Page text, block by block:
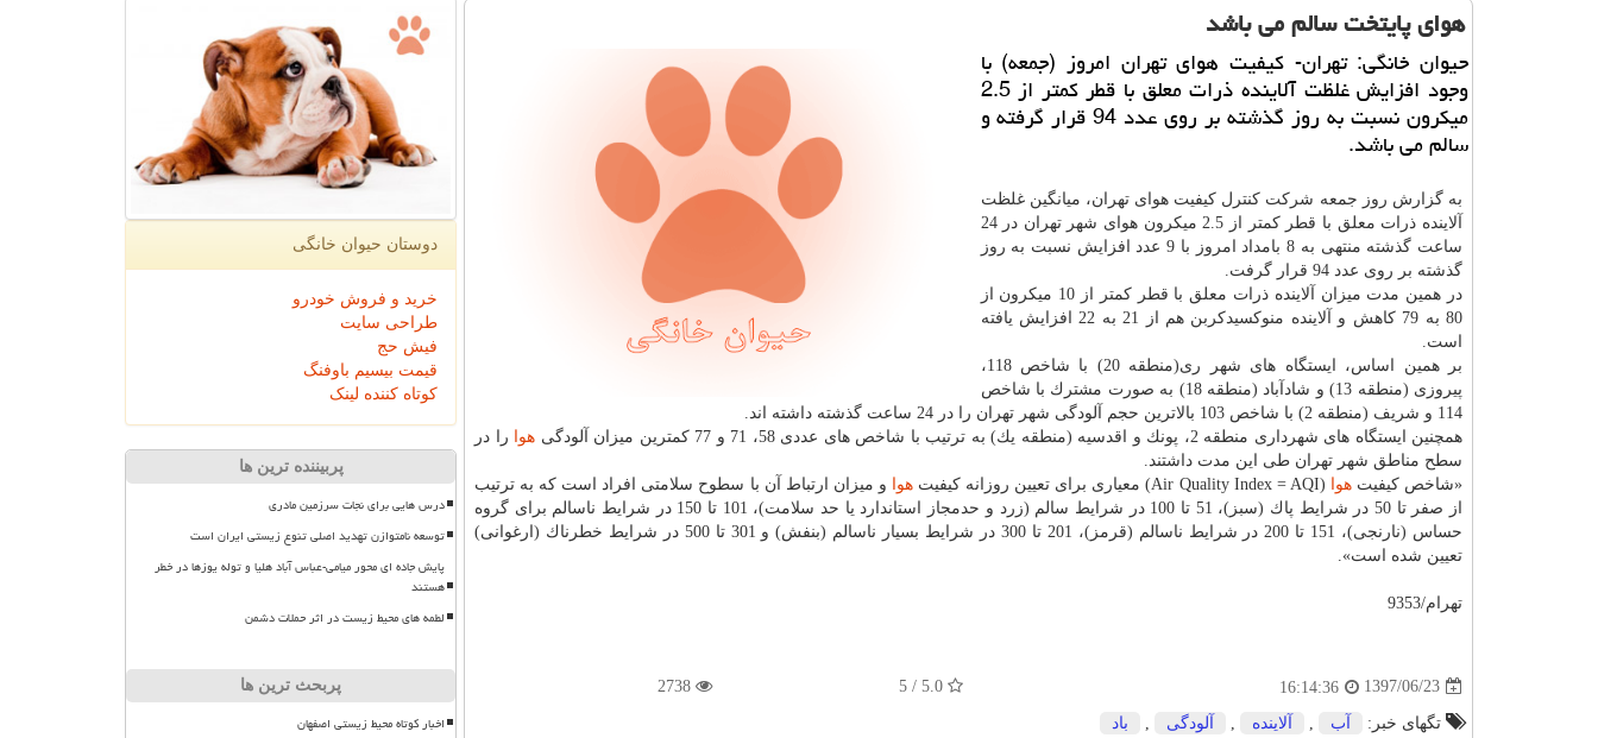
هوای پایتخت سالم می باشد
حیوان خانگی: تهران- كیفیت هوای تهران امروز (جمعه) با
وجود افزایش غلظت آلاینده ذرات معلق با قطر كمتر از 2.5
میكرون نسبت به روز گذشته بر روی عدد 94 قرار گرفته و
سالم می باشد.
به گزارش روز جمعه شركت كنترل كیفیت هوای تهران، میانگین غلظت
آلاینده ذرات معلق با قطر كمتر از 2.5 میكرون هوای شهر تهران در 24
ساعت گذشته منتهی به 8 بامداد امروز با 9 عدد افزایش نسبت به روز
گذشته بر روی عدد 94 قرار گرفت.
در همین مدت میزان آلاینده ذرات معلق با قطر كمتر از 10 میكرون از
80 به 79 كاهش و آلاینده منوكسیدكربن هم از 21 به 22 افزایش یافته
است.
بر همین اساس، ایستگاه های شهر ری(منطقه 20) با شاخص 118،
پیروزی (منطقه 13) و شادآباد (منطقه 18) به صورت مشترك با شاخص
114 و شریف (منطقه 2) با شاخص 103 بالاترین حجم آلودگی شهر تهران را در 24 ساعت گذشته داشته اند.
همچنین ایستگاه های شهرداری منطقه 2، پونك و اقدسیه (منطقه یك) به ترتیب با شاخص های عددی 58، 71 و 77 كمترین میزان آلودگی
هوا
را در
سطح مناطق شهر تهران طی این مدت داشتند.
«شاخص كیفیتهوا (Air Quality Index = AQI) معیاری برای تعیین روزانه كیفیت هوا
و میزان ارتباط آن با سطوح سلامتی افراد است كه به ترتیب
از صفر تا 50 در شرایط پاك (سبز)، 51 تا 100 در شرایط سالم (زرد و حدمجاز استاندارد یا حد سلامت)، 101 تا 150 در شرایط ناسالم برای گروه
حساس (نارنجی)، 151 تا 200 در شرایط ناسالم (قرمز)، 201 تا 300 در شرایط بسیار ناسالم (بنفش) و 301 تا 500 در شرایط خطرناك (ارغوانی)
تعیین شده است».
تهرام/9353
1397/06/23
16:14:36
5.0 / 5
2738
تگهای خبر: آب آلاینده آلودگی باد
دوستان حیوان خانگی
خرید و فروش خودرو
طراحی سایت
فیش حج
قیمت بیسیم باوفنگ
کوتاه کننده لینک
پربیننده ترین ها
درس هایی برای نجات سرزمین مادری
توسعه نامتوازن تهدید اصلی تنوع زیستی ایران است
پایش جاده ای محور میامی-عباس آباد هلیا و توله یوزها در خطر
هستند
لطمه های محیط زیست در اثر حملات دشمن
پربحث ترین ها
اخبار کوتاه محیط زیستی اصفهان